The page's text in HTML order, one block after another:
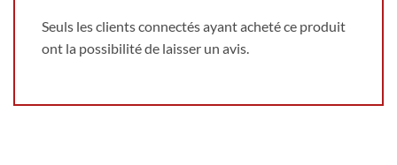
Seuls les clients connectés ayant acheté ce produit
ont la possibilité de laisser un avis.